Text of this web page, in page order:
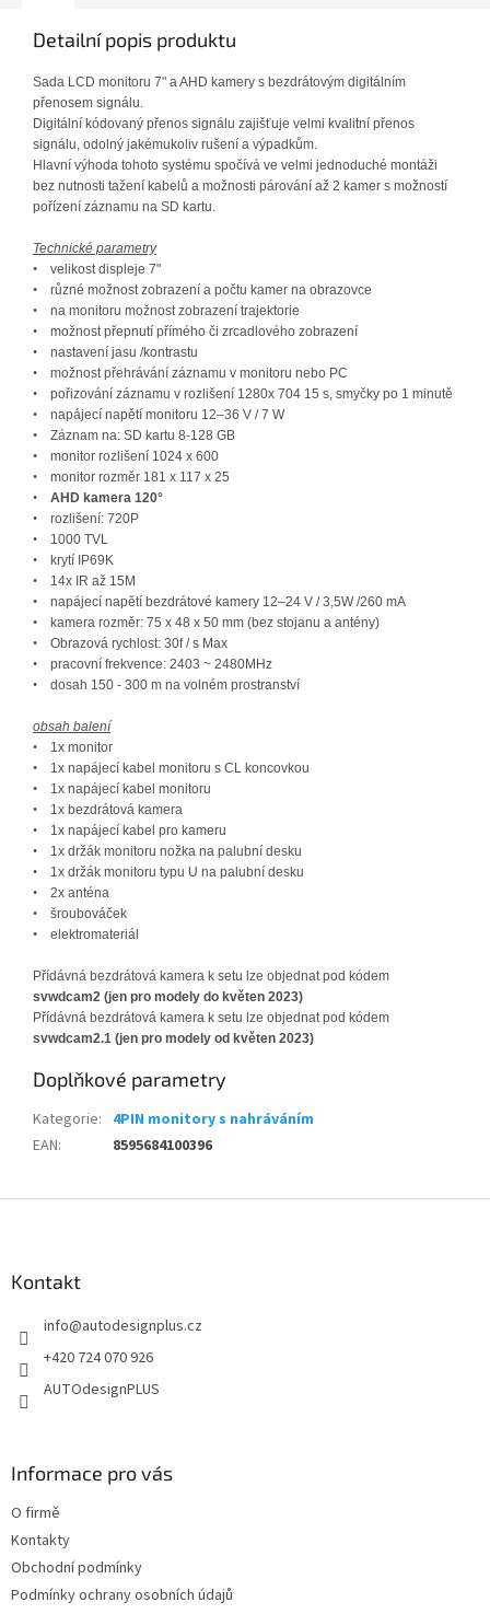
Detailní popis produktu
Sada LCD monitoru 7" a AHD kamery s bezdrátovým digitálním
přenosem signálu.
Digitální kódovaný přenos signálu zajišťuje velmi kvalitní přenos
signálu, odolný jakémukoliv rušení a výpadkům.
Hlavní výhoda tohoto systému spočívá ve velmi jednoduché montáži
bez nutnosti tažení kabelů a možnosti párování až 2 kamer s možností
pořízení záznamu na SD kartu.
Technické parametry
• velikost displeje 7"
• různé možnost zobrazení a počtu kamer na obrazovce
• na monitoru možnost zobrazení trajektorie
• možnost přepnutí přímého či zrcadlového zobrazení
• nastavení jasu /kontrastu
• možnost přehrávání záznamu v monitoru nebo PC
• pořizování záznamu v rozlišení 1280x 704 15 s, smyčky po 1 minutě
• napájecí napětí monitoru 12–36 V / 7 W
• Záznam na: SD kartu 8-128 GB
• monitor rozlišení 1024 x 600
• monitor rozměr 181 x 117 x 25
• AHD kamera 120°
• rozlišení: 720P
• 1000 TVL
•
krytí IP69K
• 14x IR až 15M
• napájecí napětí bezdrátové kamery 12–24 V / 3,5W /260 mA
•
kamera rozměr: 75 x 48 x 50 mm (bez stojanu a antény)
• Obrazová rychlost: 30f / s Max
• pracovní frekvence: 2403 ~ 2480MHz
• dosah 150 - 300 m na volném prostranství
obsah balení
• 1x monitor
• 1x napájecí kabel monitoru s CL koncovkou
• 1x napájecí kabel monitoru
• 1x bezdrátová kamera
• 1x napájecí kabel pro kameru
• 1x držák monitoru nožka na palubní desku
• 1x držák monitoru typu U na palubní desku
• 2x anténa
• šroubováček
• elektromateriál
Přídávná bezdrátová kamera k setu lze objednat pod kódem
svwdcam2 (jen pro modely do květen 2023)
Přídávná bezdrátová kamera k setu lze objednat pod kódem
svwdcam2.1 (jen pro modely od květen 2023)
Doplňkové parametry
Kategorie: 4PIN monitory s nahráváním
EAN: 8595684100396
Kontakt
info@autodesignplus.cz
+420 724 070 926
AUTOdesignPLUS
Informace pro vás
O firmě
Kontakty
Obchodní podmínky
Podmínky ochrany osobních údajů